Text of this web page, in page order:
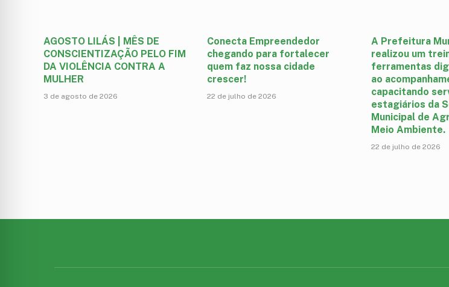
AGOSTO LILÁS | MÊS DE
CONSCIENTIZAÇÃO PELO FIM
DA VIOLÊNCIA CONTRA A
MULHER
3 de agosto de 2026
Conecta Empreendedor
chegando para fortalecer
quem faz nossa cidade
crescer!
22 de julho de 2026
A Prefeitura
realizou um
ferramentas
ao
capacitando
estagiários da
Municipal de
Meio Ambiente.
22 de julho de 2026